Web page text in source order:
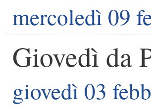
mercoledì 09
Giovedì da
giovedì 03